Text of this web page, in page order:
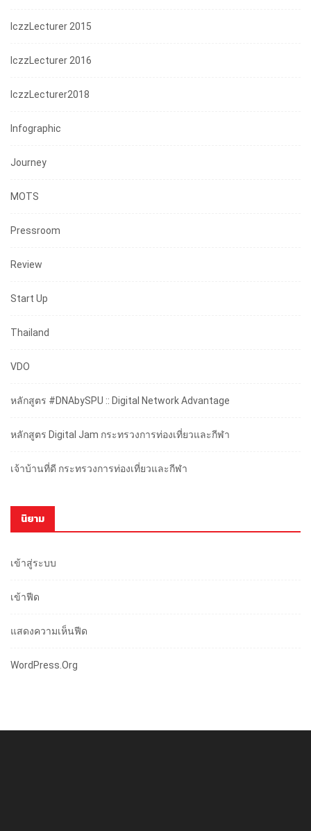
IczzLecturer 2015
IczzLecturer 2016
IczzLecturer2018
Infographic
Journey
MOTS
Pressroom
Review
Start Up
Thailand
VDO
หลักสูตร #DNAbySPU :: Digital Network Advantage
หลักสูตร Digital Jam กระทรวงการท่องเที่ยวและกีฬา
เจ้าบ้านที่ดี กระทรวงการท่องเที่ยวและกีฬา
นิยาม
เข้าสู่ระบบ
เข้าฟีด
แสดงความเห็นฟีด
WordPress.org